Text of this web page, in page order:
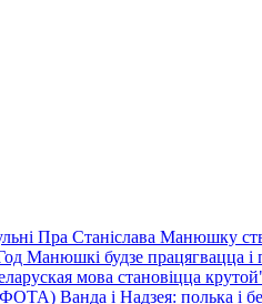
Пра Станіслава Манюшку
Манюшкі будзе працягвацца і
Ванда і Надзея: полька і